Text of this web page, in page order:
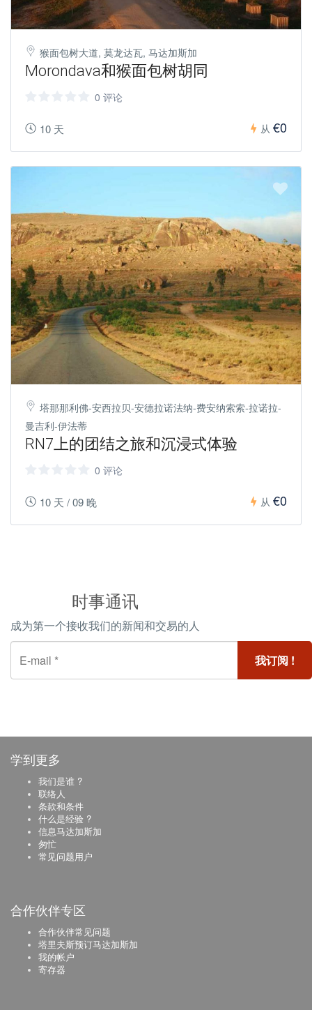
猴面包树大道, 莫龙达瓦, 马达加斯加
Morondava和猴面包树胡同
0 评论
10 天 从 €0
塔那那利佛-安西拉贝-安德拉诺法纳-费安纳索索-拉诺拉-
曼吉利-伊法蒂
RN7上的团结之旅和沉浸式体验
0 评论
10 天 / 09 晚 从 €0
时事通讯
成为第一个接收我们的新闻和交易的人
学到更多
我们是谁 ?
联络人
条款和条件
什么是经验 ?
信息马达加斯加
匆忙
常见问题用户
合作伙伴专区
合作伙伴常见问题
塔里夫斯预订马达加斯加
我的帐户
寄存器